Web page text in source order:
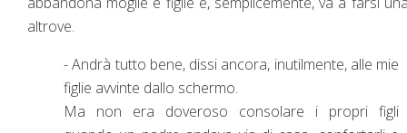
altrove.
- Andrà tutto bene, dissi ancora, inutilmente, alle mie
figlie avvinte dallo schermo.
Ma non era doveroso consolare i propri figli